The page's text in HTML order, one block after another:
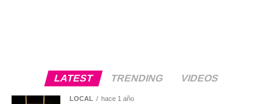
LATEST TRENDING VIDEOS
LOCAL hace 1 año